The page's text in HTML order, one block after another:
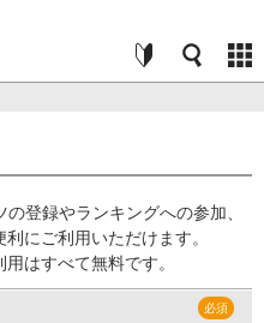
登録やランキングへの参加、
にご利用いただけます。
はすべて無料です。